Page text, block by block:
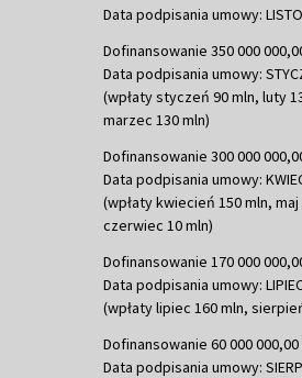
Data podpisania umowy:
Dofinansowanie 350 000
Data podpisania umowy:
(wpłaty styczeń 90 mln, luty
marzec 130 mln)
Dofinansowanie 300 000
Data podpisania umowy:
(wpłaty kwiecień 150 mln, maj
czerwiec 10 mln)
Dofinansowanie 170 000
Data podpisania umowy:
(wpłaty lipiec 160 mln,
Dofinansowanie 60 000 000,00
Data podpisania umowy: